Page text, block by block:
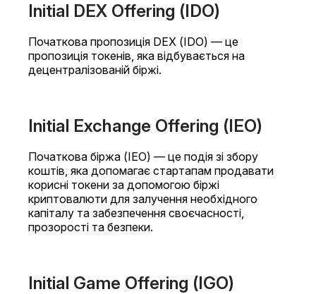
Initial DEX Offering (IDO)
Початкова пропозиція DEX (IDO) — це
пропозиція токенів, яка відбувається на
децентралізованій біржі.
Initial Exchange Offering (IEO)
Початкова біржа (IEO) — це подія зі збору
коштів, яка допомагає стартапам продавати
корисні токени за допомогою біржі
криптовалюти для залучення необхідного
капіталу та забезпечення своєчасності,
прозорості та безпеки.
Initial Game Offering (IGO)